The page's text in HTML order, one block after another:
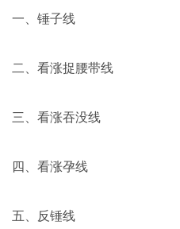
一、锤子线
二、看涨捉腰带线
三、看涨吞没线
四、看涨孕线
五、反锤线